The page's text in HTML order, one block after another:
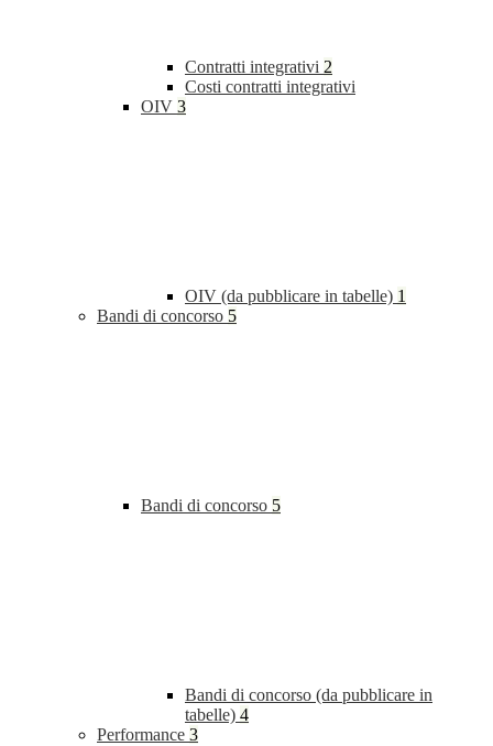
Contratti integrativi 2
Costi contratti integrativi
OIV 3
OIV (da pubblicare in tabelle) 1
Bandi di concorso 5
Bandi di concorso 5
Bandi di concorso (da pubblicare in
tabelle) 4
Performance 3